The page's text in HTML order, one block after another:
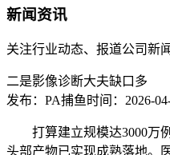
新闻资讯
关注行业动态、报道公司新闻
二是影像诊断大夫缺口多
发布：PA捕鱼时间：2026-
打算建立规模达3000万例
头部产物已实现成熟落地。